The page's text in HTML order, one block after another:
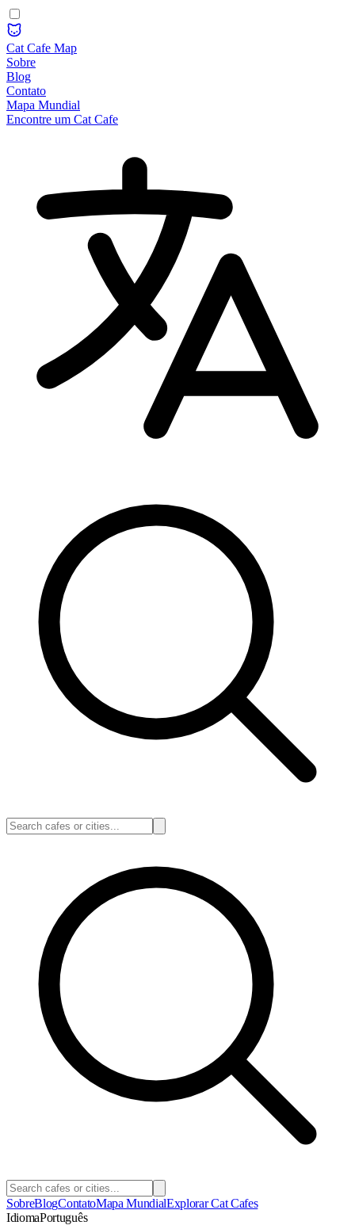
Cat Cafe Map
Sobre
Blog
Contato
Mapa Mundial
Encontre um Cat Cafe
SobreBlogContatoMapa MundialExplorar Cat Cafes
IdiomaPortuguês